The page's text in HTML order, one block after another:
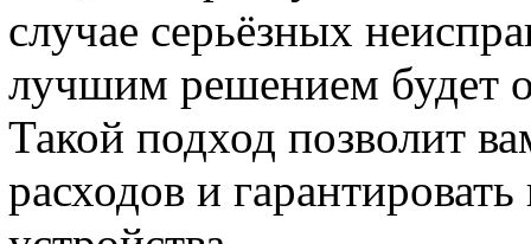
случае серьёзных
лучшим решением будет
Такой подход позволит
расходов и